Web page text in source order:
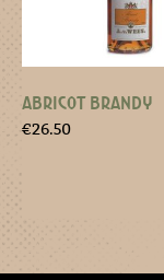
ABRICOT BRANDY
€26.50